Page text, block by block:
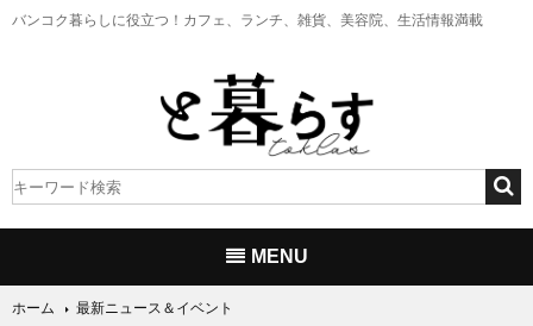
バンコク暮らしに役立つ！ カフェ、ランチ、雑貨、美容院、生活情報満載
MENU
ホーム
最新ニュース＆イベント